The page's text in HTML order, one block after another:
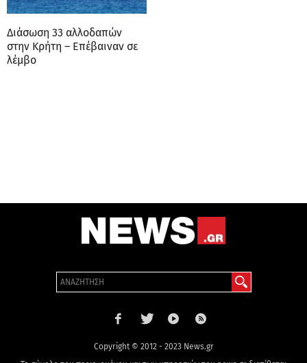
Διάσωση 33 αλλοδαπών
στην Κρήτη – Επέβαιναν σε
λέμβο
Copyright © 2012 - 2023 News.gr